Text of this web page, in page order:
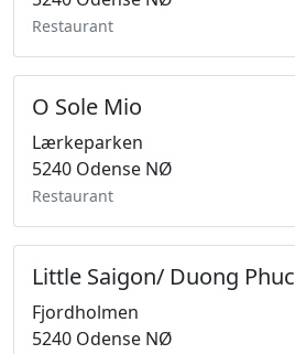
Restaurant
O Sole Mio
Lærkeparken
5240 Odense NØ
Restaurant
Little Saigon/ Duong
Fjordholmen
5240 Odense NØ